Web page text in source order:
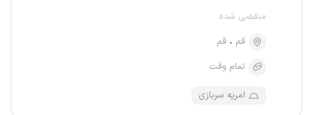
منقضی شده
قم
قم
تمام وقت
امریه سربازی